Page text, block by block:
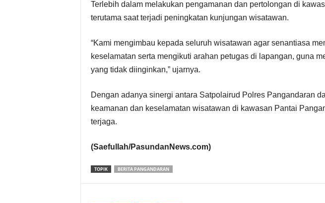
Terlebih dalam melakukan pengamanan dan pertolongan di
terutama saat terjadi peningkatan kunjungan wisatawan.
“Kami mengimbau kepada seluruh wisatawan agar senantiasa
keselamatan serta mengikuti arahan petugas di lapangan, guna
yang tidak diinginkan,” ujarnya.
Dengan adanya sinergi antara Satpolairud Polres Pangandaran
keamanan dan keselamatan wisatawan di kawasan Pantai
terjaga.
(Saefullah/PasundanNews.com)
TOPIK BERITA PANGANDARAN